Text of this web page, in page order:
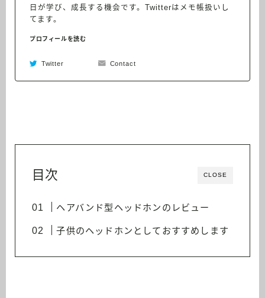
日が学び、成長する機会です。Twitterはメモ帳扱いし
てます。
プロフィールを読む
Twitter Contact
CLOSE
目次
ヘアバンド型ヘッドホンのレビュー
子供のヘッドホンとしておすすめします